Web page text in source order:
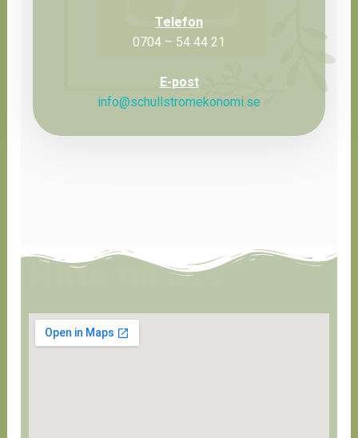
Telefon
0704 – 54 44 21
E-post
info@schullstromekonomi.se
Hitta till oss